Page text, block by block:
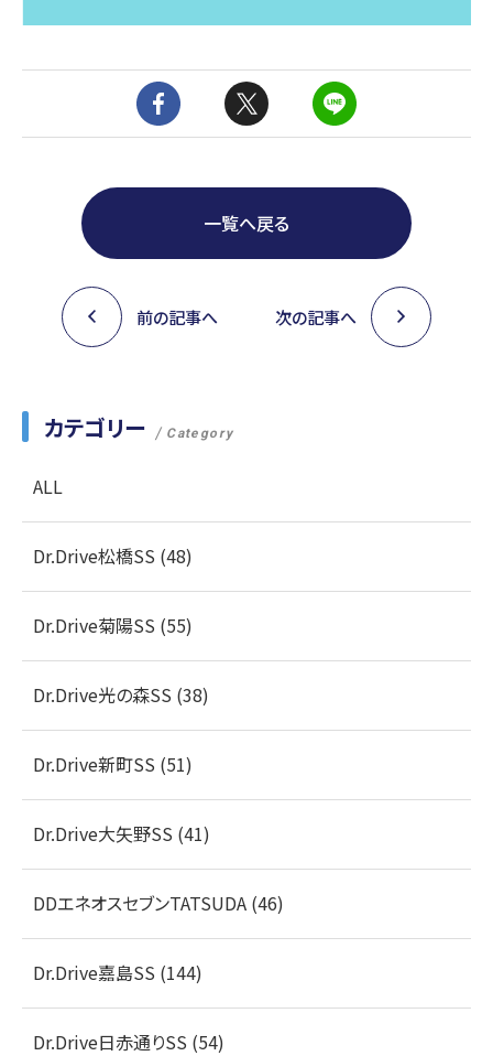
一覧へ戻る
前の記事へ 次の記事へ
カテゴリー Category
ALL
Dr.Drive松橋SS (48)
Dr.Drive菊陽SS (55)
Dr.Drive光の森SS (38)
Dr.Drive新町SS (51)
Dr.Drive大矢野SS (41)
DDエネオスセブンTATSUDA (46)
Dr.Drive嘉島SS (144)
Dr.Drive日赤通りSS (54)